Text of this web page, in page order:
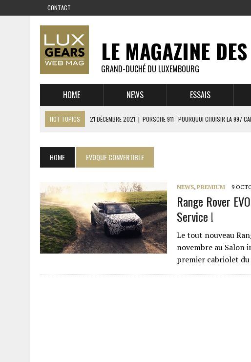
CONTACT
LE MAGAZINE
GRAND-DUCHÉ DU LUXEMBOURG
HOME NEWS ESSAIS
HOT TOPICS 21 DÉCEMBRE 2021 | PORSCHE 911 : POURQUOI CHOISIR LA 997
1 JUIN 2021 | GROUPE 3 : ALPINE A110 1600 S VS PORSCHE 911 2,7 RS
DE L’HUILE SUR LA PISTE – ART CARS
22 OCTOBRE 2020
| EXPO MAZDA 100 ANS – AUTOWORLD MUSEUM BRUSSELS
HOME EVOQUE CONVERTIBLE
NEWS, PREMIUM 9
Range Rover
Service !
Le tout nouveau
novembre au Salon
premier cabriolet